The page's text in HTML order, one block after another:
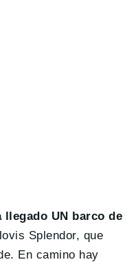
UN barco de
Splendor, que
En camino hay